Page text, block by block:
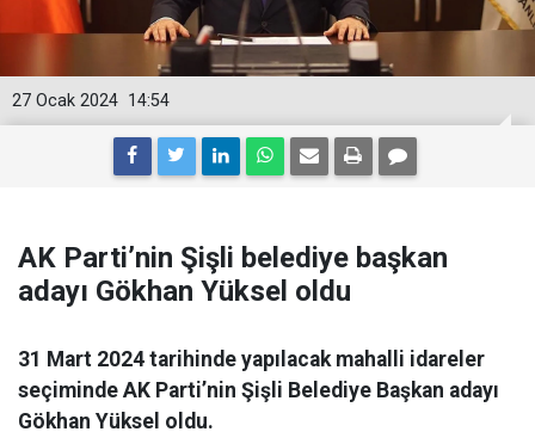
14:54
27 Ocak 2024
AK Parti’nin Şişli belediye başkan
adayı Gökhan Yüksel oldu
31 Mart 2024 tarihinde yapılacak mahalli idareler
seçiminde AK Parti’nin Şişli Belediye Başkan adayı
Gökhan Yüksel oldu.